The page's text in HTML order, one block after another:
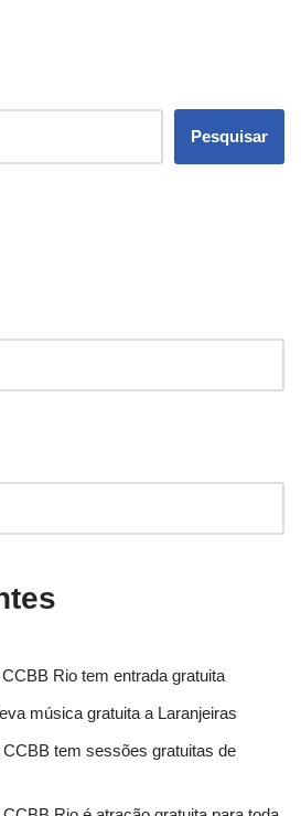
Pesquisar
Rio tem entrada gratuita
música gratuita a Laranjeiras
tem sessões gratuitas de